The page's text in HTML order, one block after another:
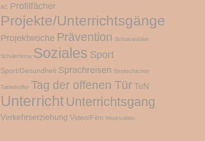
AC Profilfächer
Projekte/Unterrichtsgänge
Projektwoche Prävention Schulsanitäter
Schülerfirma Soziales Sport
Sport/Gesundheit Sprachreisen Streitschlichter
Tabletkoffer Tag der offenen Tür TuN
Unterricht Unterrichtsgang
Verkehrserziehung Video/Film Werkstätten